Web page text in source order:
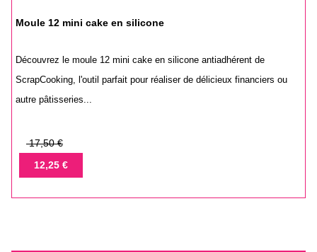
Moule 12 mini cake en silicone
Découvrez le moule 12 mini cake en silicone antiadhérent de
ScrapCooking, l'outil parfait pour réaliser de délicieux financiers ou
autre pâtisseries...
Prix
base
17,50 €
Prix12,25 €